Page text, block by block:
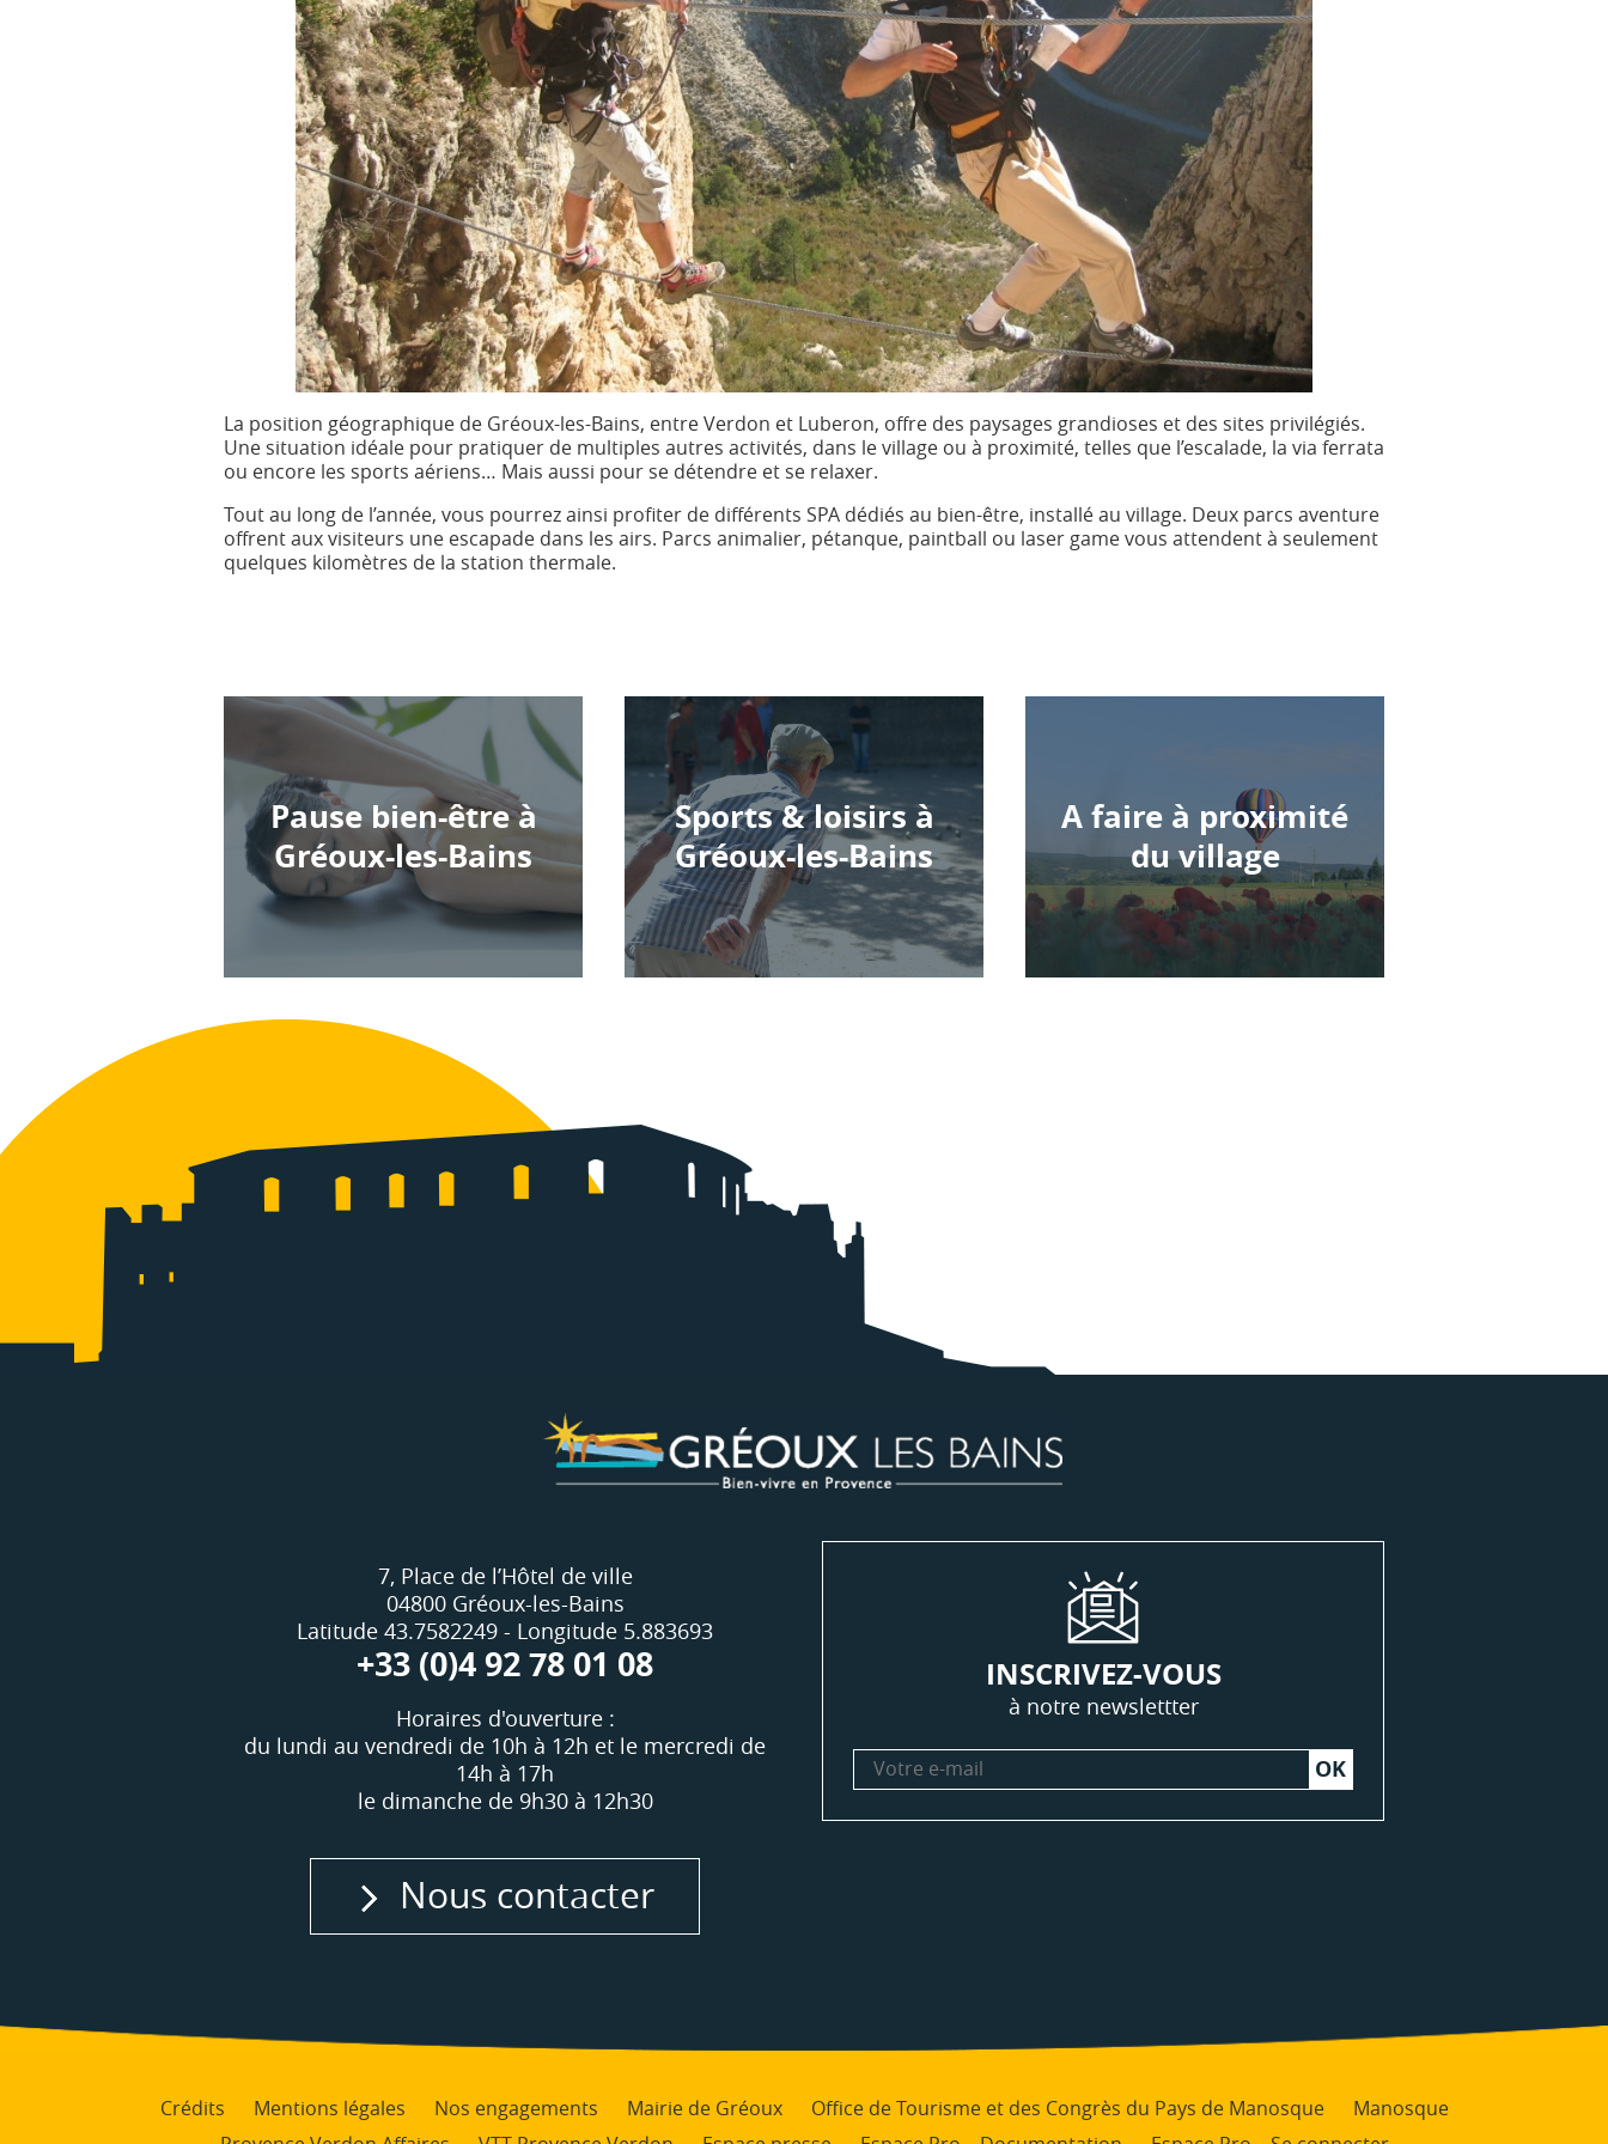
La position géographique de Gréoux-les-Bains, entre Verdon et Luberon, offre des paysages grandioses et des sites privilégiés.
Une situation idéale pour pratiquer de multiples autres activités, dans le village ou à proximité, telles que l’escalade, la via ferrata
ou encore les sports aériens… Mais aussi pour se détendre et se relaxer.
Tout au long de l’année, vous pourrez ainsi profiter de différents SPA dédiés au bien-être, installé au village. Deux parcs aventure
offrent aux visiteurs une escapade dans les airs. Parcs animalier, pétanque, paintball ou laser game vous attendent à seulement
quelques kilomètres de la station thermale.
Pause bien-être à
Gréoux-les-Bains
Sports & loisirs à
Gréoux-les-Bains
A faire à proximité
du village
7, Place de l’Hôtel de ville
04800 Gréoux-les-Bains
Latitude 43.7582249 - Longitude 5.883693
+33 (0)4 92 78 01 08
Horaires d'ouverture :
du lundi au vendredi de 10h à 12h et le mercredi de
14h à 17h
le dimanche de 9h30 à 12h30
Nous contacter
INSCRIVEZ-VOUS
à notre newslettter
Votre
e-
Crédits Mentions légales Nos engagements Mairie de Gréoux Office de Tourisme et des Congrès du Pays de Manosque
Manosque